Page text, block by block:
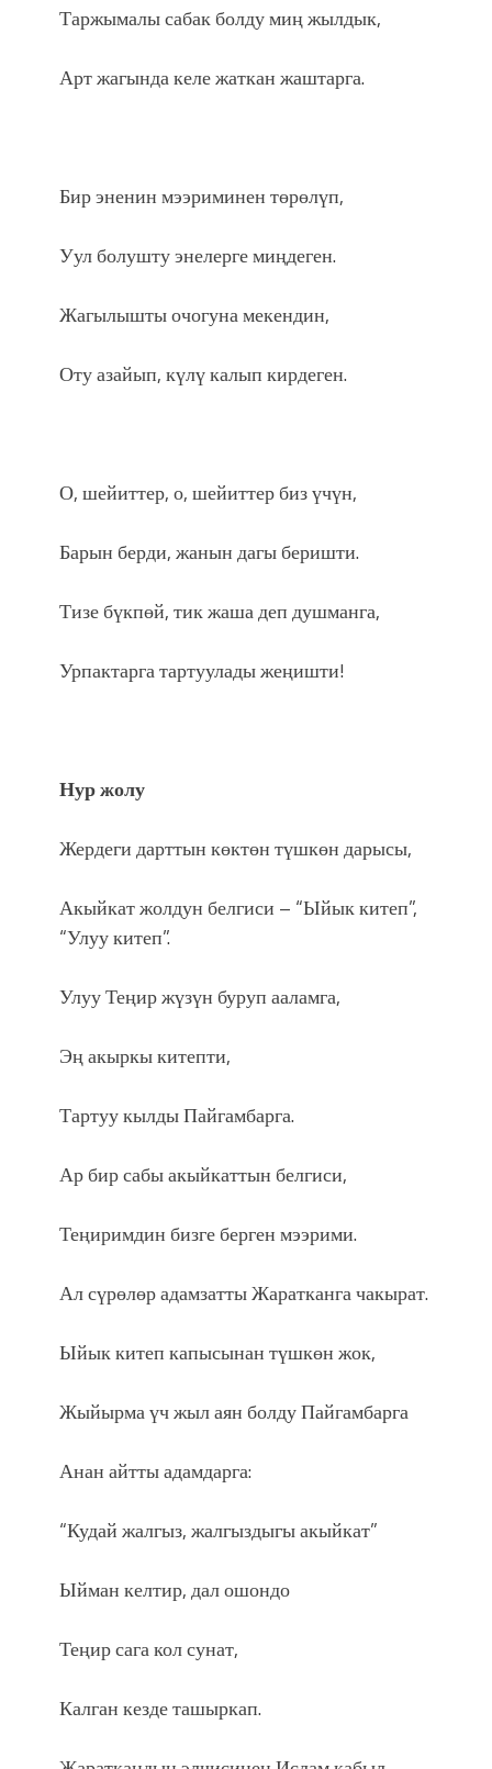
Таржымалы сабак болду миң жылдык,
Арт жагында келе жаткан жаштарга.
Бир эненин мээриминен төрөлүп,
Уул болушту энелерге миңдеген.
Жагылышты очогуна мекендин,
Оту азайып, күлү калып кирдеген.
О, шейиттер, о, шейиттер биз үчүн,
Барын берди, жанын дагы беришти.
Тизе бүкпөй, тик жаша деп душманга,
Урпактарга тартуулады жеңишти!
Нур жолу
Жердеги дарттын көктөн түшкөн дарысы,
Акыйкат жолдун белгиси – “Ыйык китеп”,
“Улуу китеп”.
Улуу Теңир жүзүн буруп ааламга,
Эң акыркы китепти,
Тартуу кылды Пайгамбарга.
Ар бир сабы акыйкаттын белгиси,
Теңиримдин бизге берген мээрими.
Ал сүрөлөр адамзатты Жаратканга чакырат.
Ыйык китеп капысынан түшкөн жок,
Жыйырма үч жыл аян болду Пайгамбарга
Анан айтты адамдарга:
“Кудай жалгыз, жалгыздыгы акыйкат”
Ыйман келтир, дал ошондо
Теңир сага кол сунат,
Калган кезде ташыркап.